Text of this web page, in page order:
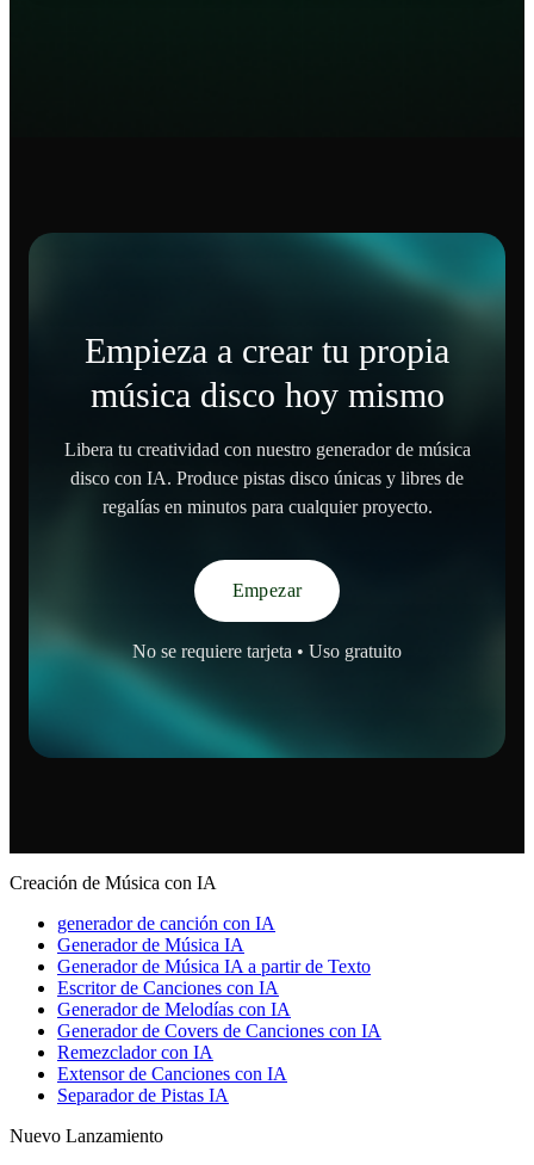
Empieza a crear tu propia
música disco hoy mismo
Libera tu creatividad con nuestro generador de música
disco con IA. Produce pistas disco únicas y libres de
regalías en minutos para cualquier proyecto.
Empezar
No se requiere tarjeta • Uso gratuito
Creación de Música con IA
generador de canción con IA
Generador de Música IA
Generador de Música IA a partir de Texto
Escritor de Canciones con IA
Generador de Melodías con IA
Generador de Covers de Canciones con IA
Remezclador con IA
Extensor de Canciones con IA
Separador de Pistas IA
Nuevo Lanzamiento